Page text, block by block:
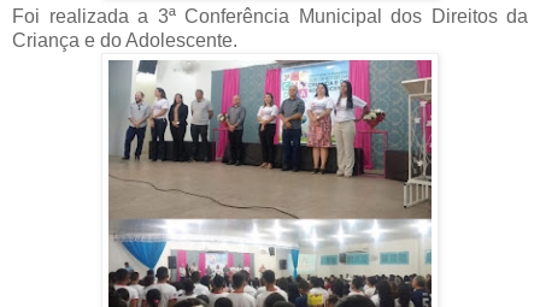
Foi realizada a 3ª Conferência Municipal dos Direitos da
Criança e do Adolescente.